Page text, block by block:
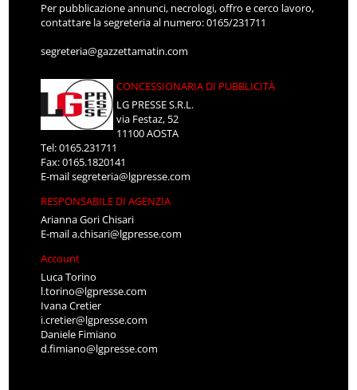
Per pubblicazione annunci, necrologi, offro e cerco lavoro,
contattare la segreteria al numero: 0165/231711
segreteria@gazzettamatin.com
CONCESSIONARIA DI PUBBLICITÀ
LG PRESSE S.R.L.
via Festaz, 52
11100 AOSTA
Tel: 0165.231711
Fax: 0165.1820141
E-mailsegreteria@lgpresse.com
RESPONSABILE DI AGENZIA
Arianna Gori Chisari
E-maila.chisari@lgpresse.com
Account
Luca Torino
l.torino@lgpresse.com
Ivana Cretier
i.cretier@lgpresse.com
Daniele Fimiano
d.fimiano@lgpresse.com